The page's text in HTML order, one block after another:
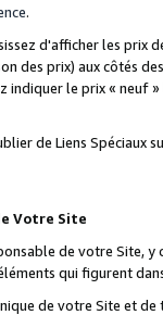
.
d'afficher les
des prix) aux côtés
indiquer le prix « neuf
de Liens Spéciaux
Votre Site
de votre Site,
qui figurent
de votre Site et de